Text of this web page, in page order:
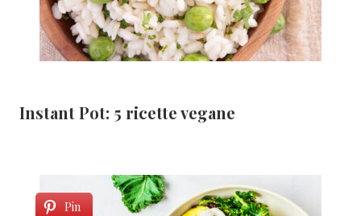
Instant Pot: 5 ricette vegane
Pin